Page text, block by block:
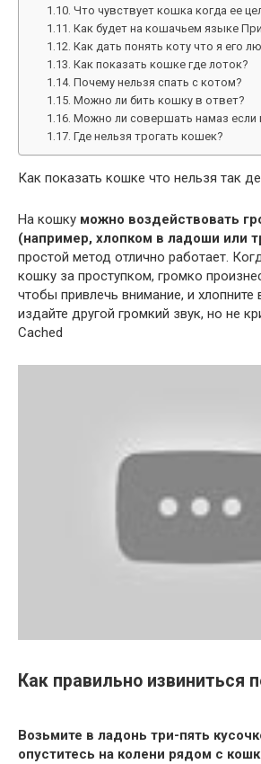
Что чувствует кошка когда ее
Как будет на кошачьем языке
Как дать понять коту что я его
Как показать кошке где лоток?
Почему нельзя спать с котом?
Можно ли бить кошку в ответ?
Можно ли совершать намаз если
Где нельзя трогать кошек?
Как показать кошке что нельзя так
На кошку можно воздействовать
(например, хлопком в ладоши или
простой метод отлично работает.
кошку за проступком, громко
чтобы привлечь внимание, и
издайте другой громкий звук, но не
Cached
Как правильно извиниться
Возьмите в ладонь три-пять
опуститесь на колени рядом с